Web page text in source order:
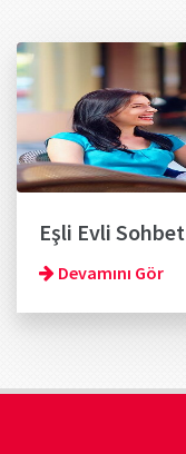
Eşli Evli Sohbet
Devamını Gör